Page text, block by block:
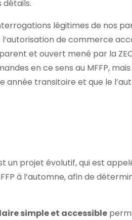
détails.
légitimes de nos
de commerce
et ouvert mené par la
en ce sens au MFFP,
année transitoire et que le
projet évolutif, qui est
à l’automne, afin de
simple et accessible